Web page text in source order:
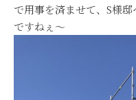
で用事を済ませて、S様
ですねぇ～